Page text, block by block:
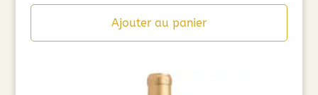
Ajouter au panier